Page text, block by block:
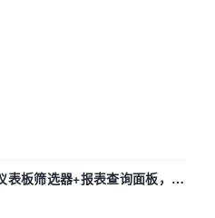
板筛选器+报表查询面板，参